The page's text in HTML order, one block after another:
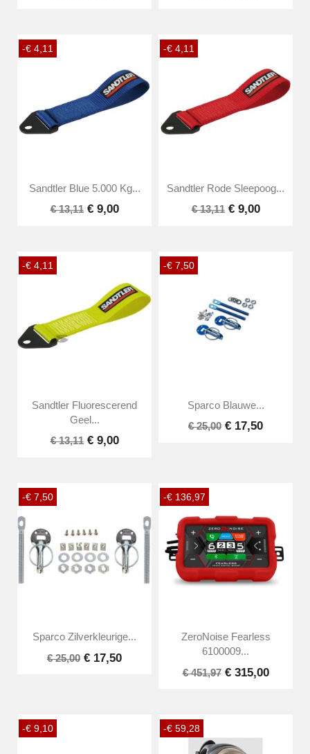
-€ 4,11
Sandtler Blue 5.000 Kg...
€ 13,11 € 9,00
-€ 4,11
Sandtler Rode Sleepoog...
€ 13,11 € 9,00
-€ 4,11
Sandtler Fluorescerend
Geel...
€ 13,11 € 9,00
-€ 7,50
Sparco Blauwe...
€ 25,00 € 17,50
-€ 7,50
Sparco Zilverkleurige...
€ 25,00 € 17,50
-€ 136,97
ZeroNoise Fearless
6100009...
€ 451,97 € 315,00
-€ 9,10 -€ 59,28